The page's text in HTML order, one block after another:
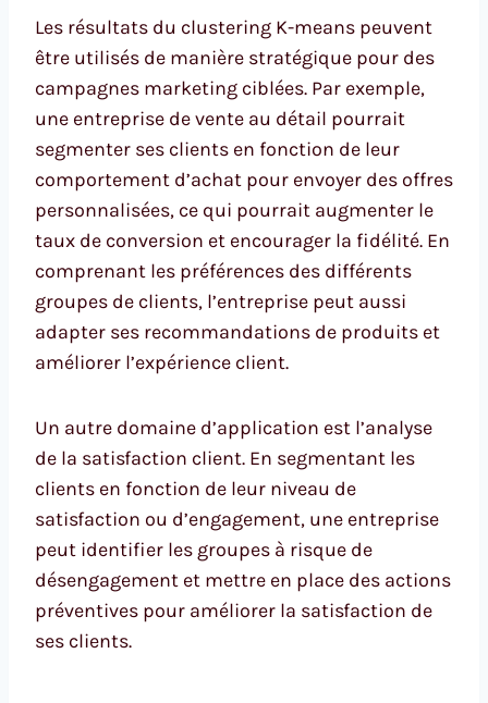
Les résultats du clustering K-means peuvent
être utilisés de manière stratégique pour des
campagnes marketing ciblées. Par exemple,
une entreprise de vente au détail pourrait
segmenter ses clients en fonction de leur
comportement d’achat pour envoyer des offres
personnalisées, ce qui pourrait augmenter le
taux de conversion et encourager la fidélité. En
comprenant les préférences des différents
groupes de clients, l’entreprise peut aussi
adapter ses recommandations de produits et
améliorer l’expérience client.
Un autre domaine d’application est l’analyse
de la satisfaction client. En segmentant les
clients en fonction de leur niveau de
satisfaction ou d’engagement, une entreprise
peut identifier les groupes à risque de
désengagement et mettre en place des actions
préventives pour améliorer la satisfaction de
ses clients.